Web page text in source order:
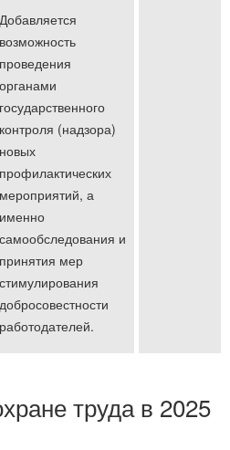
Добавляется
возможность
проведения
органами
государственного
контроля (надзора)
новых
профилактических
мероприятий, а
именно
самообследования и
принятия мер
стимулирования
добросовестности
работодателей.
труда в 2025